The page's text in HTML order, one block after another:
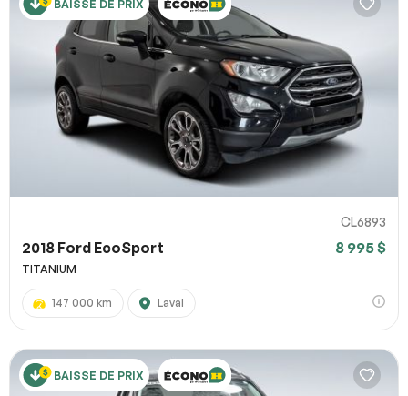
BAISSE DE PRIX
CL6893
2018 Ford EcoSport 8 995 $
TITANIUM
147 000 km Laval
BAISSE DE PRIX